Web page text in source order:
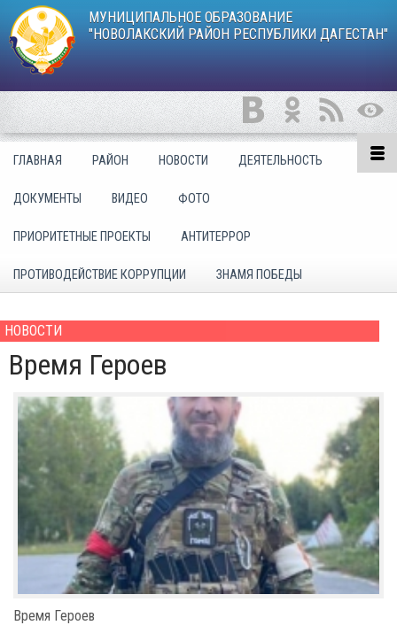
МУНИЦИПАЛЬНОЕ ОБРАЗОВАНИЕ
"НОВОЛАКСКИЙ РАЙОН РЕСПУБЛИКИ ДАГЕСТАН"
ГЛАВНАЯ РАЙОН НОВОСТИ ДЕЯТЕЛЬНОСТЬ
ДОКУМЕНТЫ ВИДЕО ФОТО
ПРИОРИТЕТНЫЕ ПРОЕКТЫ АНТИТЕРРОР
ПРОТИВОДЕЙСТВИЕ КОРРУПЦИИ ЗНАМЯ ПОБЕДЫ
НОВОСТИ
Время Героев
Время Героев